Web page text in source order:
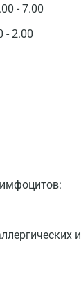
- 7.00
- 2.00